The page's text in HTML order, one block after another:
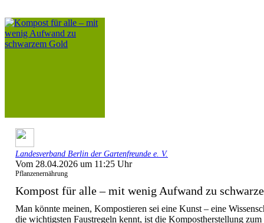
Landesverband Berlin der Gartenfreunde e. V.
Vom 28.04.2026 um 11:25 Uhr
Pflanzenernährung
Kompost für alle – mit wenig Aufwand zu
Man könnte meinen, Kompostieren sei eine Kunst – eine
die wichtigsten Faustregeln kennt, ist die Kompostherstellung